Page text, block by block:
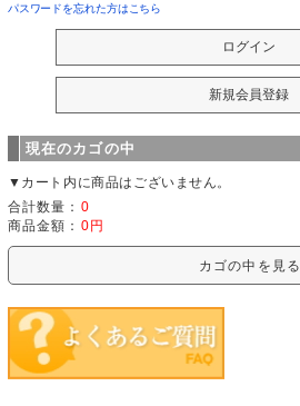
パスワードを忘れた方はこちら
現在のカゴの中
▼カート内に商品はございません。
合計数量： 0
商品金額： 0円
カゴの中を見る